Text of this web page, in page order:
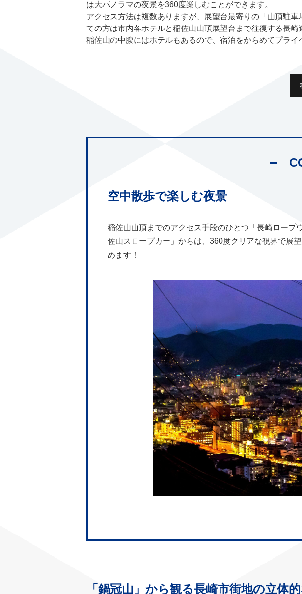
は大パノラマの夜景を360度楽しむことができます。
アクセス方法は複数ありますが、展望台最寄りの「山頂駐
ての方は市内各ホテルと稲佐山山頂展望台まで往復する長
稲佐山の中腹にはホテルもあるので、宿泊をからめてプラ
空中散歩で楽しむ夜景
稲佐山山頂までのアクセス手段のひとつ「長崎ロープ
佐山スロープカー」からは、360度クリアな視界で展
めます！
「鍋冠山」から観る長崎市街地の立体